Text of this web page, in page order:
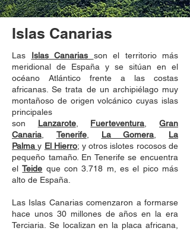
Islas Canarias
Las Islas Canarias son el territorio más
meridional de España y se sitúan en el
océano Atlántico frente a las costas
africanas. Se trata de un archipiélago muy
montañoso de origen volcánico cuyas islas
principales
son Lanzarote, Fuerteventura ,Gran
Canaria
Tenerife, La Gomera
La
Palma y El Hierro; y otros islotes rocosos de
pequeño tamaño. En Tenerife se encuentra
elTeide que con 3.718 m, es el pico más
alto de España.
Las Islas Canarias comenzaron a formarse
hace unos 30 millones de años en la era
Terciaria. Se localizan en la placa africana,